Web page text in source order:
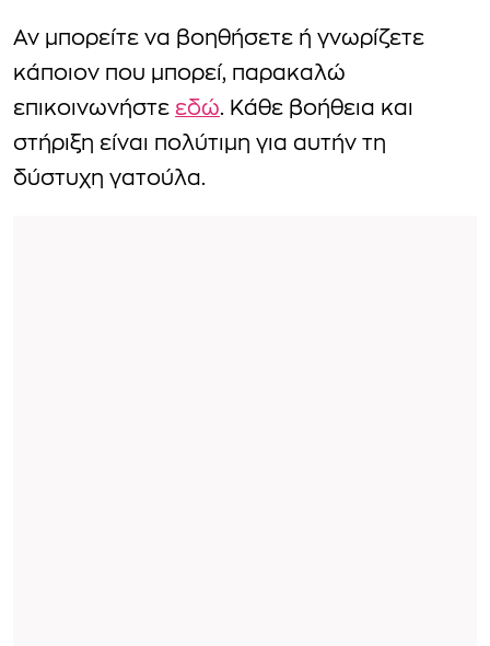
Αν μπορείτε να βοηθήσετε ή γνωρίζετε
κάποιον που μπορεί, παρακαλώ
επικοινωνήστε εδώ. Κάθε βοήθεια και
στήριξη είναι πολύτιμη για αυτήν τη
δύστυχη γατούλα.